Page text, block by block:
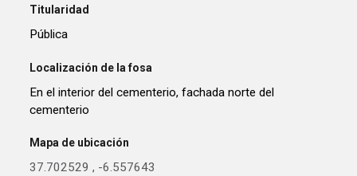
Titularidad
Pública
Localización de la fosa
En el interior del cementerio, fachada norte del
cementerio
Mapa de ubicación
37.702529 , -6.557643